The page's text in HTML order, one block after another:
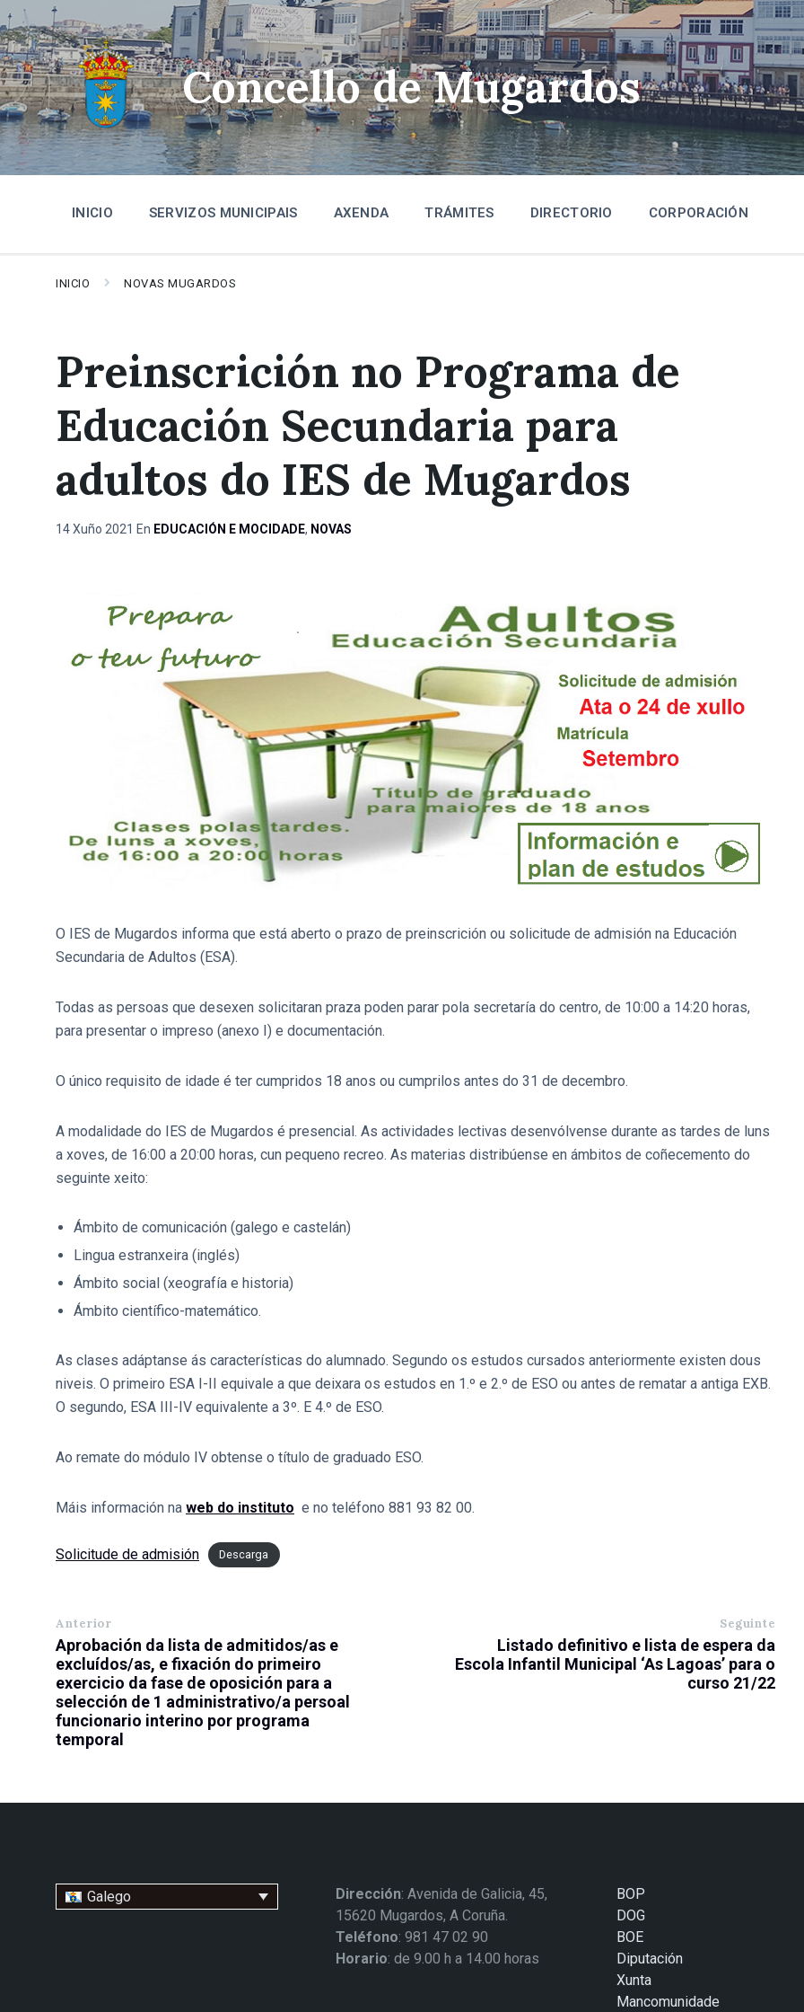
Skip
to
content
Skip
to
main
navigation
Skip
to
footer
Concello de Mugardos
INICIO SERVIZOS MUNICIPAIS AXENDA TRÁMITES DIRECTORIO CORPORACIÓN
INICIO NOVAS MUGARDOS
Preinscrición no Programa de
Educación Secundaria para
adultos do IES de Mugardos
14 Xuño 2021 En EDUCACIÓN E MOCIDADE, NOVAS
O IES de Mugardos informa que está aberto o prazo de preinscrición ou solicitude de admisión na Educación
Secundaria de Adultos (ESA).
Todas as persoas que desexen solicitaran praza poden parar pola secretaría do centro, de 10:00 a 14:20 horas,
para presentar o impreso (anexo I) e documentación.
O único requisito de idade é ter cumpridos 18 anos ou cumprilos antes do 31 de decembro.
A modalidade do IES de Mugardos é presencial. As actividades lectivas desenvólvense durante as tardes de luns
a xoves, de 16:00 a 20:00 horas, cun pequeno recreo. As materias distribúense en ámbitos de coñecemento do
seguinte xeito:
Ámbito de comunicación (galego e castelán)
Lingua estranxeira (inglés)
Ámbito social (xeografía e historia)
Ámbito científico-matemático.
As clases adáptanse ás características do alumnado. Segundo os estudos cursados anteriormente existen dous
niveis. O primeiro ESA I-II equivale a que deixara os estudos en 1.º e 2.º de ESO ou antes de rematar a antiga EXB.
O segundo, ESA III-IV equivalente a 3º. E 4.º de ESO.
Ao remate do módulo IV obtense o título de graduado ESO.
Máis información na web do instituto e no teléfono 881 93 82 00.
Solicitude de admisión Descarga
Anterior
Aprobación da lista de admitidos/as e
excluídos/as, e fixación do primeiro
exercicio da fase de oposición para a
selección de 1 administrativo/a persoal
funcionario interino por programa
temporal
Seguinte
Listado definitivo e lista de espera da
Escola Infantil Municipal ‘As Lagoas’ para o
curso 21/22
Galego Dirección: Avenida de Galicia, 45,
15620 Mugardos, A Coruña.
Teléfono: 981 47 02 90
Horario: de 9.00 h a 14.00 horas
BOP
DOG
BOE
Diputación
Xunta
Mancomunidade